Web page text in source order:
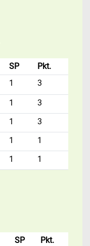
SP
Pkt.
1 3
1
3
1
3
1
1
1 1
SP
Pkt.